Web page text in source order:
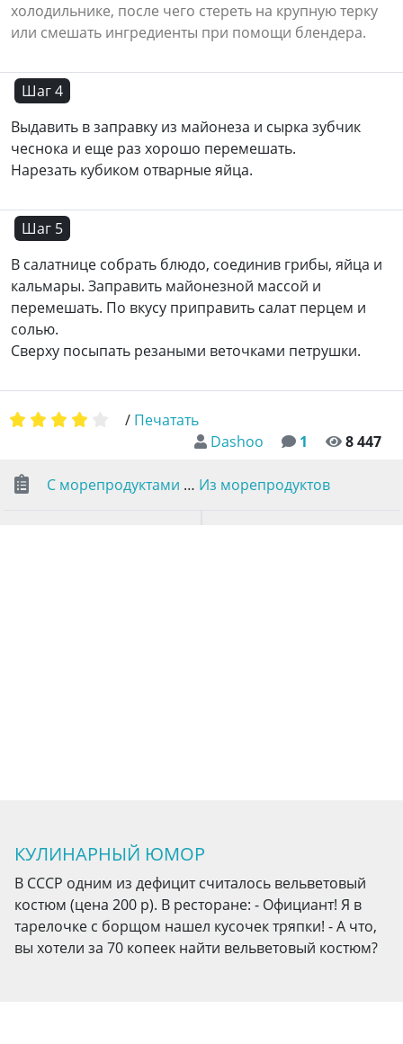
холодильнике, после чего стереть на крупную терку
или смешать ингредиенты при помощи блендера.
Шаг 4
Выдавить в заправку из майонеза и сырка зубчик
чеснока и еще раз хорошо перемешать.
Нарезать кубиком отварные яйца.
Шаг 5
В салатнице собрать блюдо, соединив грибы, яйца и
кальмары. Заправить майонезной массой и
перемешать. По вкусу приправить салат перцем и
солью.
Сверху посыпать резаными веточками петрушки.
Dashoo 1 8 447
/ Печатать
С морепродуктами … Из морепродуктов
КУЛИНАРНЫЙ ЮМОР
В СССР одним из дефицит считалось вельветовый
костюм (цена 200 р). В ресторане: - Официант! Я в
тарелочке с борщом нашел кусочек тряпки! - А что,
вы хотели за 70 копеек найти вельветовый костюм?